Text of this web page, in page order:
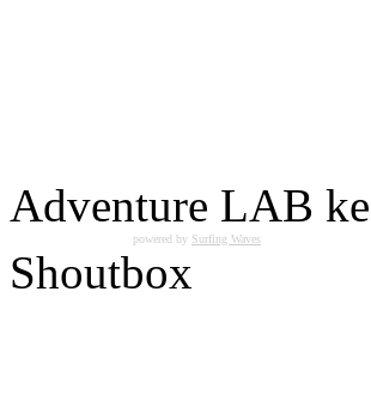
Adventure LAB
powered by Surfing Waves
Shoutbox